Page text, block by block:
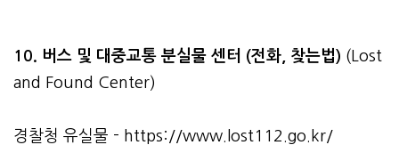
10. 버스 및 대중교통 분실물 센터 (전화, 찾는법) (Lost
and Found Center)
경찰청 유실물 - https://www.lost112.go.kr/